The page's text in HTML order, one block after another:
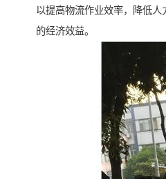
以提高物流作业效率，降低
的经济效益。